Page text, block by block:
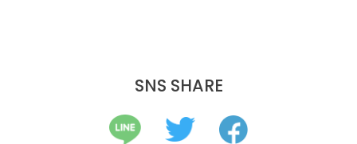
SNS SHARE